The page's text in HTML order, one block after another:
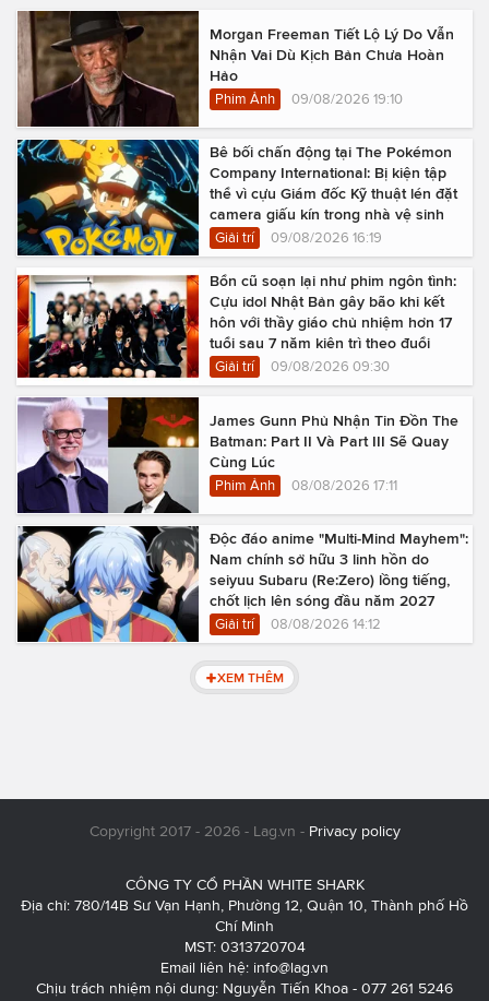
Morgan Freeman Tiết Lộ Lý Do Vẫn
Nhận Vai Dù Kịch Bản Chưa Hoàn
Hảo
Phim Ảnh 09/08/2026 19:10
Bê bối chấn động tại The Pokémon
Company International: Bị kiện tập
thể vì cựu Giám đốc Kỹ thuật lén đặt
camera giấu kín trong nhà vệ sinh
Giải trí 09/08/2026 16:19
Bổn cũ soạn lại như phim ngôn tình:
Cựu idol Nhật Bản gây bão khi kết
hôn với thầy giáo chủ nhiệm hơn 17
tuổi sau 7 năm kiên trì theo đuổi
Giải trí 09/08/2026 09:30
James Gunn Phủ Nhận Tin Đồn The
Batman: Part II Và Part III Sẽ Quay
Cùng Lúc
Phim Ảnh 08/08/2026 17:11
Độc đáo anime "Multi-Mind Mayhem":
Nam chính sở hữu 3 linh hồn do
seiyuu Subaru (Re:Zero) lồng tiếng,
chốt lịch lên sóng đầu năm 2027
Giải trí 08/08/2026 14:12
XEM THÊM
Copyright 2017 - 2026 - Lag.vn - Privacy policy
CÔNG TY CỔ PHẦN WHITE SHARK
Địa chỉ: 780/14B Sư Vạn Hạnh, Phường 12, Quận 10, Thành phố Hồ
Chí Minh
MST: 0313720704
Email liên hệ: info@lag.vn
Chịu trách nhiệm nội dung: Nguyễn Tiến Khoa - 077 261 5246